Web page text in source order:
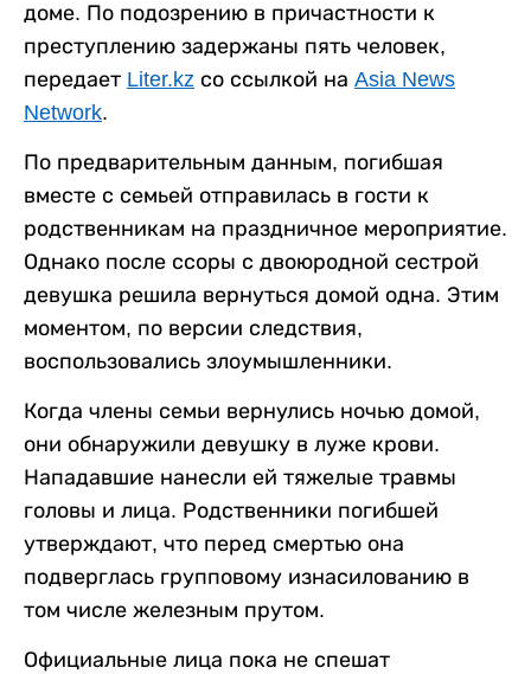
доме. По подозрению в причастности к
преступлению задержаны пять человек,
передает Liter.kz со ссылкой на Asia News
Network.
По предварительным данным, погибшая
вместе с семьей отправилась в гости к
родственникам на праздничное мероприятие.
Однако после ссоры с двоюродной сестрой
девушка решила вернуться домой одна. Этим
моментом, по версии следствия,
воспользовались злоумышленники.
Когда члены семьи вернулись ночью домой,
они обнаружили девушку в луже крови.
Нападавшие нанесли ей тяжелые травмы
головы и лица. Родственники погибшей
утверждают, что перед смертью она
подверглась групповому изнасилованию в
том числе железным прутом.
Официальные лица пока не спешат